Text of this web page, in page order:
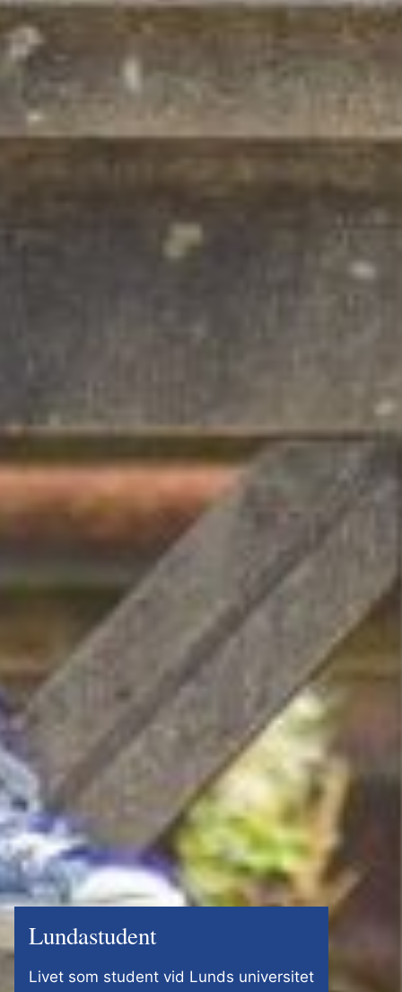
Lundastudent
Livet som student vid Lunds universitet